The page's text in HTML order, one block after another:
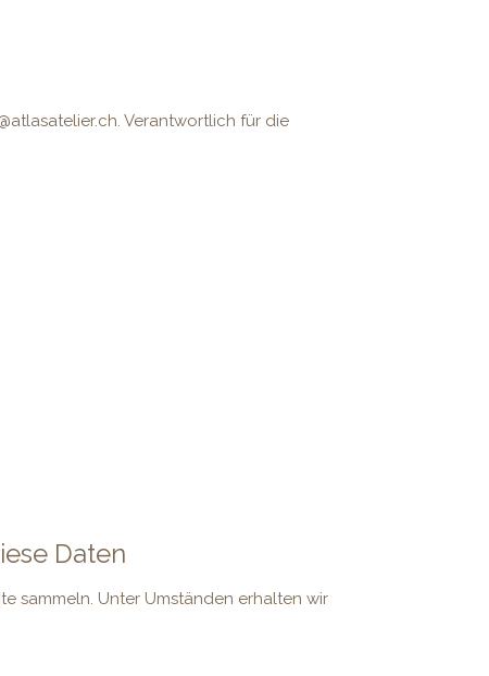
Verantwortlich für die
Daten
sammeln. Unter Umständen erhalten wir